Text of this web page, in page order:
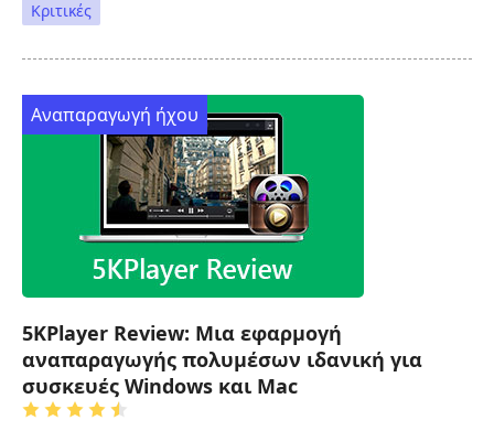
Κριτικές
Αναπαραγωγή ήχου
5KPlayer Review: Μια εφαρμογή
αναπαραγωγής πολυμέσων ιδανική για
συσκευές Windows και Mac